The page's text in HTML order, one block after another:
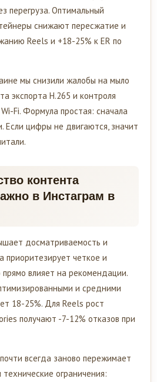
перегруза. Оптимальный
снижают пересжатие и
Reels и +18-25% к ER по
мы снизили жалобы на мыло
экспорта H.265 и контроля
Fi. Формула простая: сначала
Если цифры не двигаются, значит
контента
в Инстаграм в
досматриваемость и
четкое и
влияет на рекомендации.
и средними
18-25%. Для Reels рост
получают -7-12% отказов при
всегда заново пережимает
ограничения: